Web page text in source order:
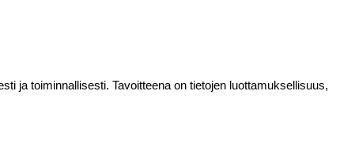
ja toiminnallisesti. Tavoitteena on tietojen luottamuksellisuus,